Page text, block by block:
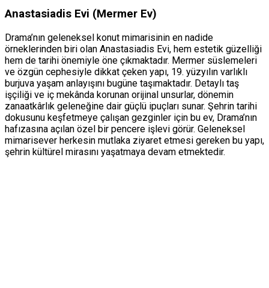
Anastasiadis Evi (Mermer Ev)
Drama’nın geleneksel konut mimarisinin en nadide
örneklerinden biri olan Anastasiadis Evi, hem estetik güzelliği
hem de tarihi önemiyle öne çıkmaktadır. Mermer süslemeleri
ve özgün cephesiyle dikkat çeken yapı, 19. yüzyılın varlıklı
burjuva yaşam anlayışını bugüne taşımaktadır. Detaylı taş
işçiliği ve iç mekânda korunan orijinal unsurlar, dönemin
zanaatkârlık geleneğine dair güçlü ipuçları sunar. Şehrin tarihi
dokusunu keşfetmeye çalışan gezginler için bu ev, Drama’nın
hafızasına açılan özel bir pencere işlevi görür. Geleneksel
mimarisever herkesin mutlaka ziyaret etmesi gereken bu yapı,
şehrin kültürel mirasını yaşatmaya devam etmektedir.